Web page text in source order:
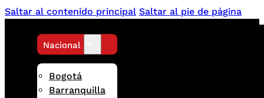
Saltar al contenido principal Saltar al pie de página
Nacional
Bogotá
Barranquilla